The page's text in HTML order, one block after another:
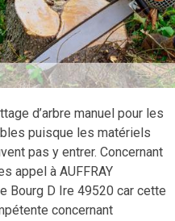
d’arbre manuel pour les
puisque les matériels
pas y entrer. Concernant
appel à AUFFRAY
Bourg D Ire 49520 car cette
concernant